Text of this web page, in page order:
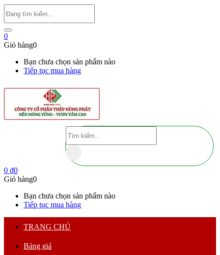
0
Giỏ hàng0
Bạn chưa chọn sản phẩm nào
Tiếp tục mua hàng
0 ₫0
Giỏ hàng0
Bạn chưa chọn sản phẩm nào
Tiếp tục mua hàng
TRANG CHỦ
Bảng giá